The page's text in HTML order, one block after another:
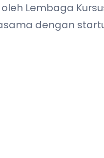
Lembaga
dengan startup